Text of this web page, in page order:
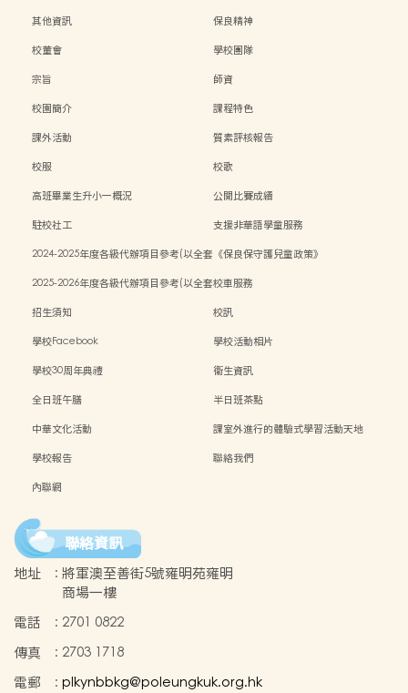
其他資訊
保良精神
校董會
學校團隊
宗旨
師資
校園簡介
課程特色
課外活動
質素評核報告
校服
校歌
高班畢業生升小一概況
公開比賽成績
駐校社工
支援非華語學童服務
2024-2025年度各級代辦項目參考(以全套 《保良保守護兒童政策》
2025-2026年度各級代辦項目參考(以全套校車服務
招生須知
校訊
學校Facebook
學校活動相片
學校30周年典禮
衞生資訊
全日班午膳
半日班茶點
中華文化活動
課室外進行的體驗式學習活動天地
學校報告
聯絡我們
內聯網
聯絡資訊
地址 : 將軍澳至善街5號雍明苑雍明
商場一樓
電話
: 2701 0822
傳真
: 2703 1718
電郵
: plkynbbkg@poleungkuk.org.hk